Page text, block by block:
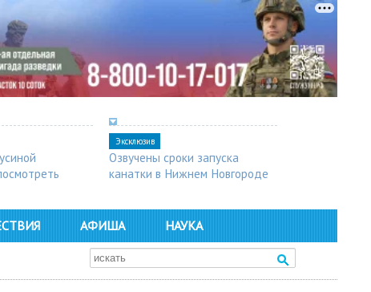
Эксклюзив
Озвучены сроки запуска
канатки в Нижнем Новгороде
АФИША НАУКА